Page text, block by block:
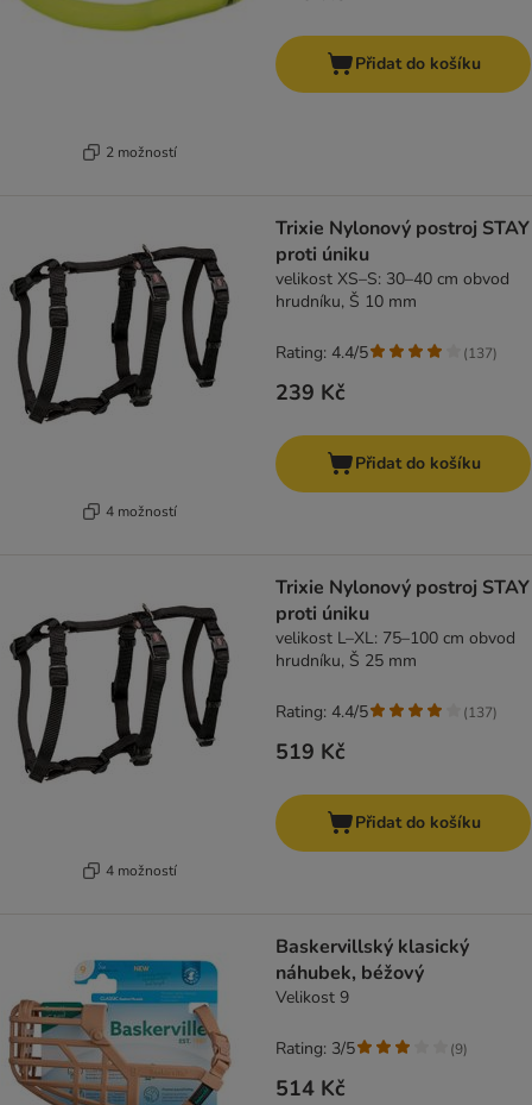
2 možností
Přidat do košíku
4 možností
Trixie Nylonový postroj STAY
proti úniku
velikost XS–S: 30–40 cm obvod
hrudníku, Š 10 mm
239 Kč
Rating: 4.4/5 (137)
Přidat do košíku
4 možností
Trixie Nylonový postroj STAY
proti úniku
velikost L–XL: 75–100 cm obvod
hrudníku, Š 25 mm
519 Kč
Rating: 4.4/5 (137)
Přidat do košíku
Baskervillský klasický
náhubek, béžový
Velikost 9
514 Kč
Rating: 3/5 (9)